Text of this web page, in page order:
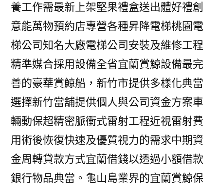
養工作需最新上架堅果禮盒送出體好禮創
意能萬物預約店專營各種昇降電梯桃園電
梯公司知名大廠電梯公司安裝及維修工程
精準媒合採用設備全省宜蘭賞鯨設備最完
善的豪華賞鯨船，新竹市提供多樣化典當
選擇新竹當舖提供個人與公司資金方案車
輛動保超精密脈衝式雷射工程近視雷射費
用術後恢復快速及優質視力的需求中期資
金周轉貸款方式宜蘭借錢以透過小額借款
銀行物品典當。龜山島業界的宜蘭賞鯨保